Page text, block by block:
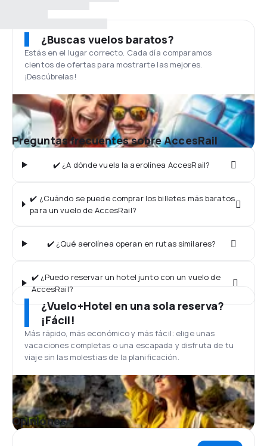
¿Buscas vuelos baratos?
Estás en el lugar correcto. Cada día comparamos
cientos de ofertas para mostrarte las mejores.
¡Descúbrelas!
Preguntas frecuentes sobre AccesRail
✔️ ¿A dónde vuela la aerolínea AccesRail?
✔️ ¿Cuándo se puede comprar los billetes más baratos
para un vuelo de AccesRail?
✔️ ¿Qué aerolínea operan en rutas similares?
✔️ ¿Puedo reservar un hotel junto con un vuelo de
AccesRail?
¿Vuelo+Hotel en una sola reserva?
¡Fácil!
Más rápido, más económico y más fácil: elige unas
vacaciones completas o una escapada y disfruta de tu
viaje sin las molestias de la planificación.
Opiniones